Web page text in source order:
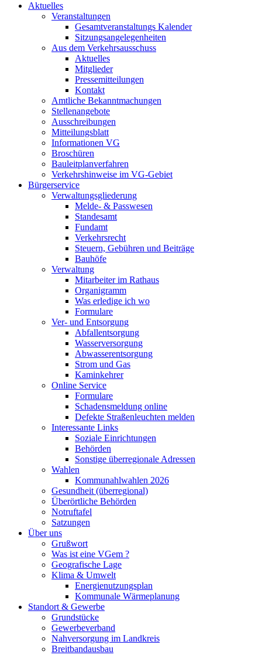
Aktuelles
Veranstaltungen
Gesamtveranstaltungs Kalender
Sitzungsangelegenheiten
Aus dem Verkehrsausschuss
Aktuelles
Mitglieder
Pressemitteilungen
Kontakt
Amtliche Bekanntmachungen
Stellenangebote
Ausschreibungen
Mitteilungsblatt
Informationen VG
Broschüren
Bauleitplanverfahren
Verkehrshinweise im VG-Gebiet
Bürgerservice
Verwaltungsgliederung
Melde- & Passwesen
Standesamt
Fundamt
Verkehrsrecht
Steuern, Gebühren und Beiträge
Bauhöfe
Verwaltung
Mitarbeiter im Rathaus
Organigramm
Was erledige ich wo
Formulare
Ver- und Entsorgung
Abfallentsorgung
Wasserversorgung
Abwasserentsorgung
Strom und Gas
Kaminkehrer
Online Service
Formulare
Schadensmeldung online
Defekte Straßenleuchten melden
Interessante Links
Soziale Einrichtungen
Behörden
Sonstige überregionale Adressen
Wahlen
Kommunahlwahlen 2026
Gesundheit (überregional)
Überörtliche Behörden
Notruftafel
Satzungen
Über uns
Grußwort
Was ist eine VGem ?
Geografische Lage
Klima & Umwelt
Energienutzungsplan
Kommunale Wärmeplanung
Standort & Gewerbe
Grundstücke
Gewerbeverband
Nahversorgung im Landkreis
Breitbandausbau